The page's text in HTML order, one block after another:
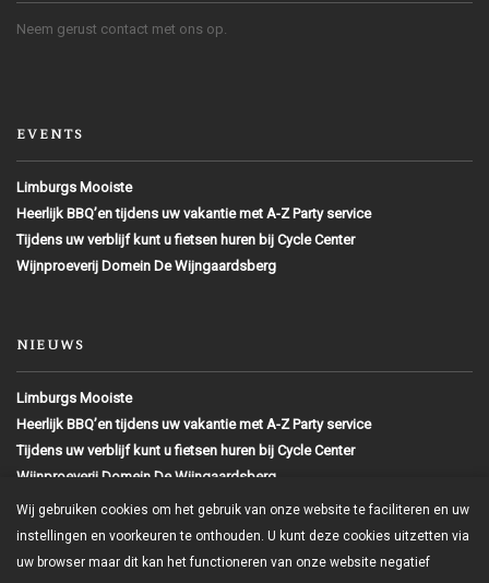
Neem gerust contact met ons op.
EVENTS
Limburgs Mooiste
Heerlijk BBQ’en tijdens uw vakantie met A-Z Party service
Tijdens uw verblijf kunt u fietsen huren bij Cycle Center
Wijnproeverij Domein De Wijngaardsberg
NIEUWS
Limburgs Mooiste
Heerlijk BBQ’en tijdens uw vakantie met A-Z Party service
Tijdens uw verblijf kunt u fietsen huren bij Cycle Center
Wijnproeverij Domein De Wijngaardsberg
Copyright 2016
Wij gebruiken cookies om het gebruik van onze website te faciliteren en uw
instellingen en voorkeuren te onthouden. U kunt deze cookies uitzetten via
uw browser maar dit kan het functioneren van onze website negatief